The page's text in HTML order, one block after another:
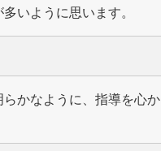
いように思います。
かなように、指導を心